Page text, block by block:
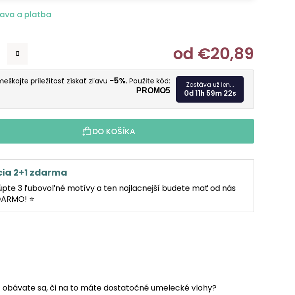
a platba
od €20,89
príležitosť získať zľavu -5%. Použite kód:
PROMO5
Zostáva už len...
0d 11h 59m 21s
DO KOŠÍKA
2+1 zdarma
3 ľubovoľné motívy a ten najlacnejší budete mať od nás
⭐
obávate sa, či na to máte dostatočné umelecké vlohy?